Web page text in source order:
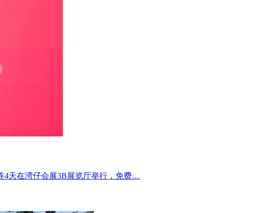
4天在湾仔会展3B展览厅举行，免费…